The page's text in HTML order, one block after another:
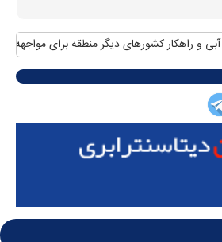
راهکار کشورهای دیگر منطقه برای مواجهه با آن